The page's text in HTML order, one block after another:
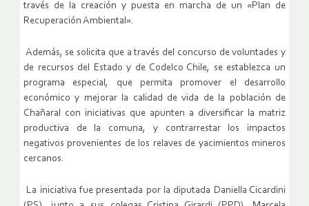
través de la creación y puesta en marcha de un «Plan de
Recuperación Ambiental».
Además, se solicita que a través del concurso de voluntades y
de recursos del Estado y de Codelco Chile, se establezca un
programa especial, que permita promover el desarrollo
económico y mejorar la calidad de vida de la población de
Chañaral con iniciativas que apunten a diversificar la matriz
productiva de la comuna, y contrarrestar los impactos
negativos provenientes de los relaves de yacimientos mineros
cercanos.
La iniciativa fue presentada por la diputada Daniella Cicardini